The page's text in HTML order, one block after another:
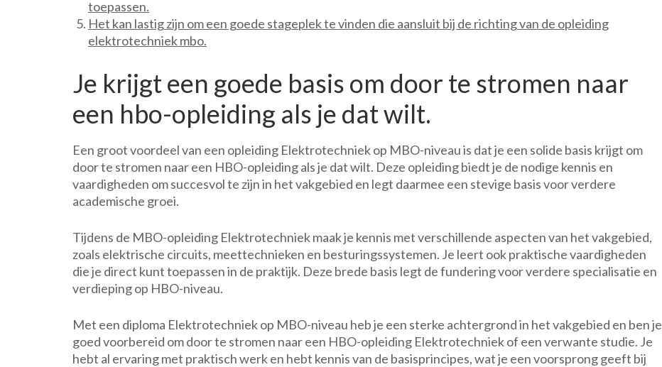
toepassen.
Het kan lastig zijn om een goede stageplek te vinden die aansluit bij de richting van de opleiding
elektrotechniek mbo.
Je krijgt een goede basis om door te stromen naar
een hbo-opleiding als je dat wilt.
Een groot voordeel van een opleiding Elektrotechniek op MBO-niveau is dat je een solide basis krijgt om
door te stromen naar een HBO-opleiding als je dat wilt. Deze opleiding biedt je de nodige kennis en
vaardigheden om succesvol te zijn in het vakgebied en legt daarmee een stevige basis voor verdere
academische groei.
Tijdens de MBO-opleiding Elektrotechniek maak je kennis met verschillende aspecten van het vakgebied,
zoals elektrische circuits, meettechnieken en besturingssystemen. Je leert ook praktische vaardigheden
die je direct kunt toepassen in de praktijk. Deze brede basis legt de fundering voor verdere specialisatie en
verdieping op HBO-niveau.
Met een diploma Elektrotechniek op MBO-niveau heb je een sterke achtergrond in het vakgebied en ben je
goed voorbereid om door te stromen naar een HBO-opleiding Elektrotechniek of een verwante studie. Je
hebt al ervaring met praktisch werk en hebt kennis van de basisprincipes, wat je een voorsprong geeft bij